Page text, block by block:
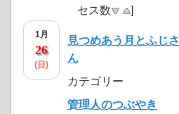
セス数
]
1月
26
(日)
見つめあう月とふじさ
ん
カテゴリー
管理人のつぶやき